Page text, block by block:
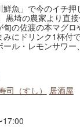
魚」で今のイチ
黒埼の農家より直
旬の佐渡の本マグ
にドリンク1杯付
ール・レモンサワ
司（すし） 居酒屋
17:00